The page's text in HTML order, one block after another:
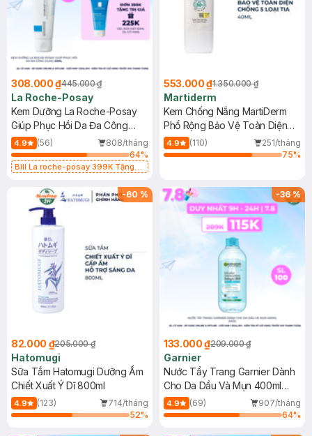
308.000 ₫445.000 ₫
La Roche-Posay
Kem Dưỡng La Roche-Posay
Giúp Phục Hồi Da Đa Công
Dụng 40ml
4.9 (56)
808/tháng
64%
Bill La roche-posay 399K Tặng
(SL có hạn)
553.000 ₫1.350.000 ₫
Martiderm
Kem Chống Nắng MartiDerm
Phổ Rộng Bảo Vệ Toàn Diện
40ml
4.9 (110)
251/tháng
75%
-60 %
82.000 ₫205.000 ₫
Hatomugi
Sữa Tắm Hatomugi Dưỡng Ẩm
Chiết Xuất Ý Dĩ 800ml
4.9 (123)
714/tháng
52%
-36%
133.000 ₫209.000 ₫
Garnier
Nước Tẩy Trang Garnier Dành
Cho Da Dầu Và Mụn 400ml
(Mới)
4.9 (69)
907/tháng
64%